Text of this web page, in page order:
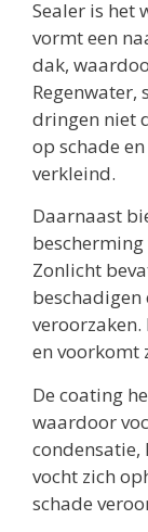
Sealer is het
vormt een
dak,
Regenwater,
dringen niet
op schade
verkleind.
Daarnaast
Zonlicht
en voorkomt
De coating
waardoor
vocht zich
schade